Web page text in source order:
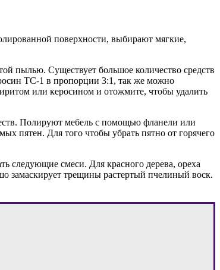
поверхности, выбирают мягкие,
пылью. Существует большое количество средств
ТС-1 в пропорции 3:1, так же можно
или керосином и отожмите, чтобы удалить
Полируют мебель с помощью фланели или
пятен. Для того чтобы убрать пятно от горячего
следующие смеси. Для красного дерева, ореха
замаскирует трещины растертый пчелиный воск.